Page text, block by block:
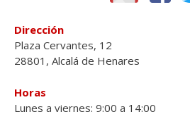
Dirección
Plaza Cervantes, 12
28801, Alcalá de Henares
Horas
Lunes a viernes: 9:00 a 14:00